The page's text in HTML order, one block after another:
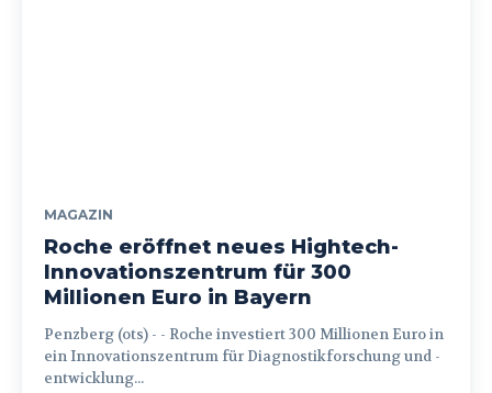
MAGAZIN
Roche eröffnet neues Hightech-
Innovationszentrum für 300
Millionen Euro in Bayern
Penzberg (ots) - - Roche investiert 300 Millionen Euro in
ein Innovationszentrum für Diagnostikforschung und -
entwicklung...